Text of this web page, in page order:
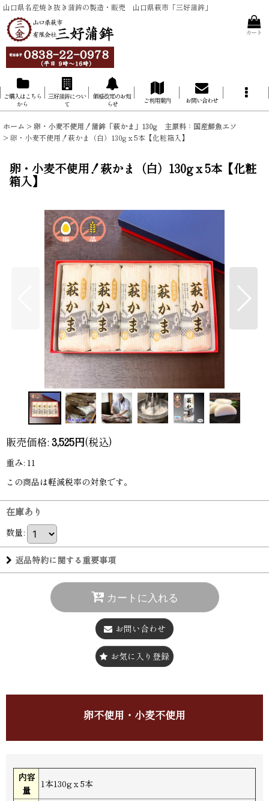
山口県名産焼き抜き蒲鉾の製造・販売 山口県萩市「三好蒲鉾」
カート
ご購入はこちら
から
三好蒲鉾につい
て
価格改定のお知
らせ
ご利用案内 お問い合わせ
ホーム >卵・小麦不使用！蒲鉾「萩かま」130g 主原料：国産鮮魚エソ
>卵・小麦不使用！萩かま（白）130gｘ5本【化粧箱入】
卵・小麦不使用！萩かま（白）130gｘ5本【化粧
箱入】
販売価格: 3,525円(税込)
重み: 11
この商品は軽減税率の対象です。
在庫あり
数量:
返品特約に関する重要事項
カートに入れる
お問い合わせ
お気に入り登録
卵不使用・小麦不使用
内容
量
1本130gｘ5本